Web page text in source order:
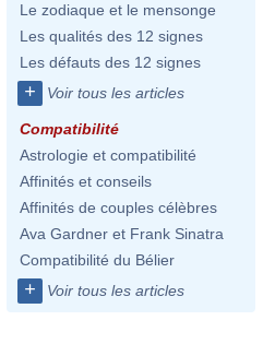
Le zodiaque et le mensonge
Les qualités des 12 signes
Les défauts des 12 signes
+ Voir tous les articles
Compatibilité
Astrologie et compatibilité
Affinités et conseils
Affinités de couples célèbres
Ava Gardner et Frank Sinatra
Compatibilité du Bélier
+ Voir tous les articles